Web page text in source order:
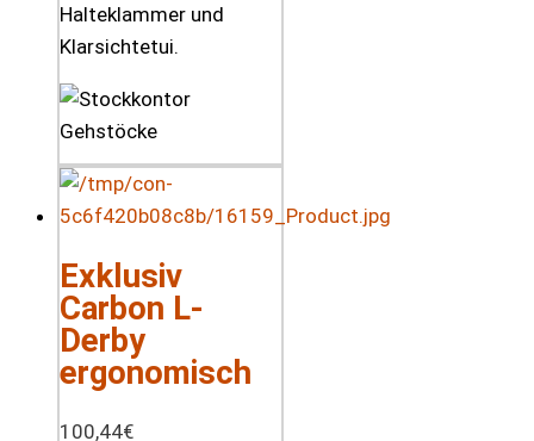
Halteklammer und
Klarsichtetui.
Exklusiv
Carbon L-
Derby
ergonomisch
100,44€